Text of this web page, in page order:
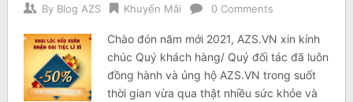
By Blog AZS Khuyến Mãi 0 Comments
Chào đón năm mới 2021, AZS.VN xin kính
chúc Quý khách hàng/ Quý đối tác đã luôn
đồng hành và ủng hộ AZS.VN trong suốt
thời gian vừa qua thật nhiều sức khỏe và